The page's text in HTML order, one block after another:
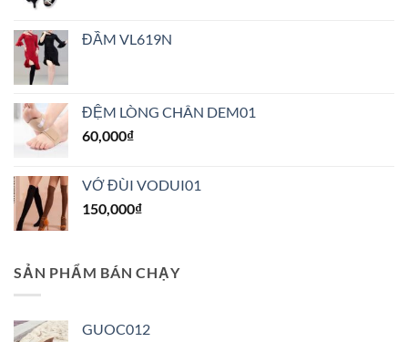
trên
ĐẦM VL619N
ĐỆM LÒNG CHÂN DEM01
60,000₫
VỚ ĐÙI VODUI01
150,000₫
SẢN PHẨM BÁN CHẠY
GUOC012